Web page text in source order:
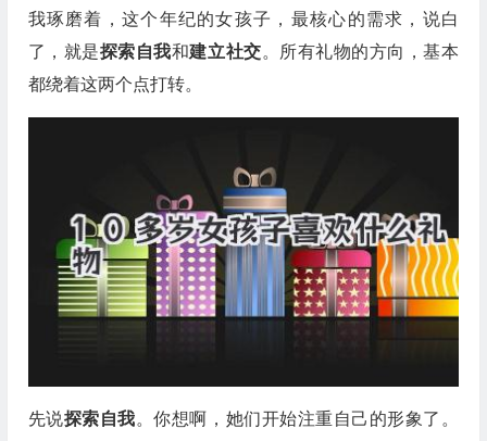
我琢磨着，这个年纪的女孩子，最核心的需求，说白
了，就是探索自我和建立社交。所有礼物的方向，基本
都绕着这两个点打转。
先说探索自我。你想啊，她们开始注重自己的形象了。